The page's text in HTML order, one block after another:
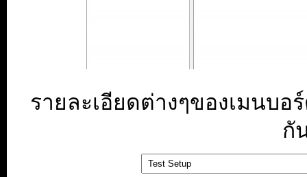
รายละเอียดต่างๆของเมนบ
กั